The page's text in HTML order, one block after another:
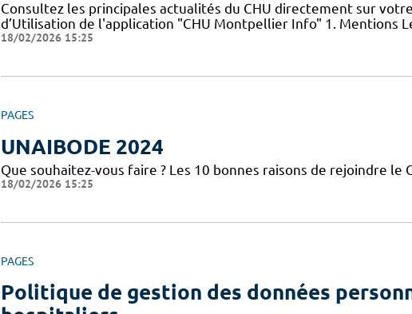
Consultez les principales actualités du CHU directement sur
d’Utilisation de l'application "CHU Montpellier Info" 1. Mentions
18/02/2026 15:25
PAGES
UNAIBODE 2024
Que souhaitez-vous faire ? Les 10 bonnes raisons de rejoindre
18/02/2026 15:25
PAGES
Politique de gestion des données